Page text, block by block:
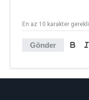
Gönder
En az 10 karakter gerekli